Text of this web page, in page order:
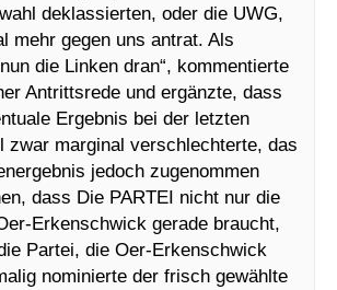
deklassierten, oder die UWG,
mehr gegen uns antrat. Als
die Linken dran“, kommentierte
Antrittsrede und ergänzte, dass
Ergebnis bei der letzten
zwar marginal verschlechterte, das
jedoch zugenommen
dass Die PARTEI nicht nur die
Erkenschwick gerade braucht,
Partei, die Oer-Erkenschwick
nominierte der frisch gewählte